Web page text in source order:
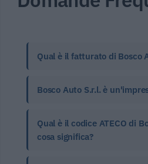
Qual è il fatturato di Bosco
Bosco Auto S.r.l. è
Qual è il codice ATECO di
cosa significa?